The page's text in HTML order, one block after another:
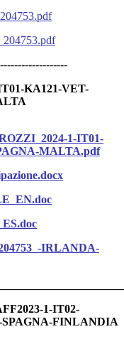
KA121-VET-
1-IT01-
MALTA.pdf
IRLANDA-
1-IT02-
FINLANDIA